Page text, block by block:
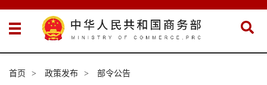
首页 > 政策发布 > 部令公告